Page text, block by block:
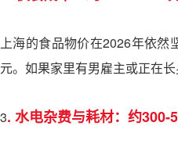
上海的食品物价在2026年依然
元。如果家里有男雇主或正在
3. 水电杂费与耗材：约300-